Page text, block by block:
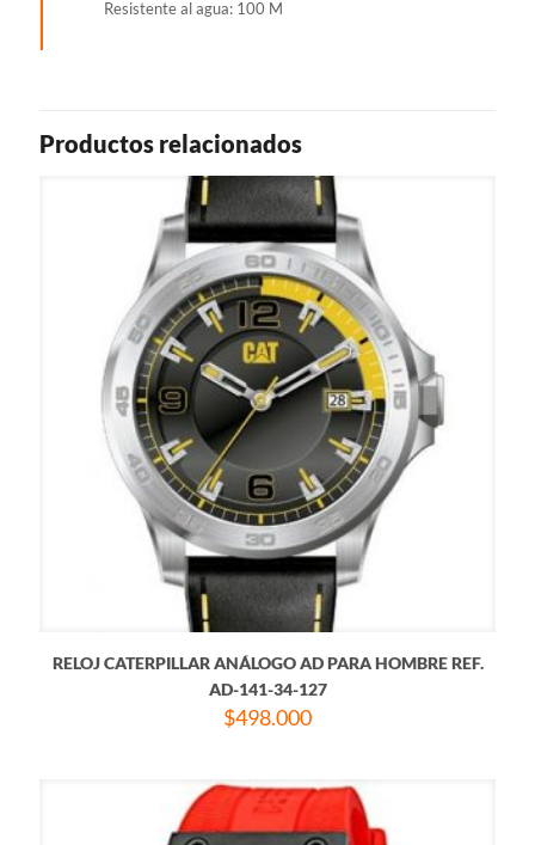
Resistente al agua: 100 M
Productos relacionados
RELOJ CATERPILLAR ANÁLOGO AD PARA HOMBRE REF.
AD-141-34-127
$498.000